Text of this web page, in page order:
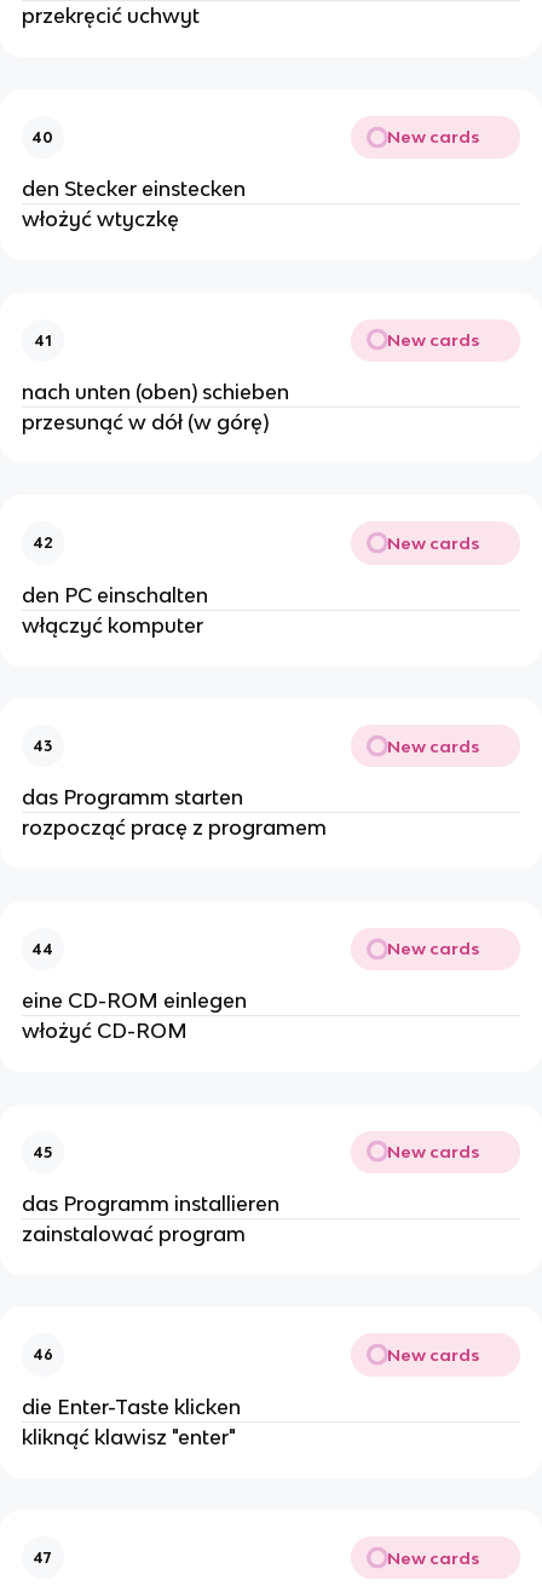
przekręcić uchwyt
40 New cards
den Stecker einstecken
włożyć wtyczkę
41 New cards
nach unten (oben) schieben
przesunąć w dół (w górę)
42 New cards
den PC einschalten
włączyć komputer
43 New cards
das Programm starten
rozpocząć pracę z programem
44 New cards
eine CD-ROM einlegen
włożyć CD-ROM
45 New cards
das Programm installieren
zainstalować program
46 New cards
die Enter-Taste klicken
kliknąć klawisz "enter"
47 New cards